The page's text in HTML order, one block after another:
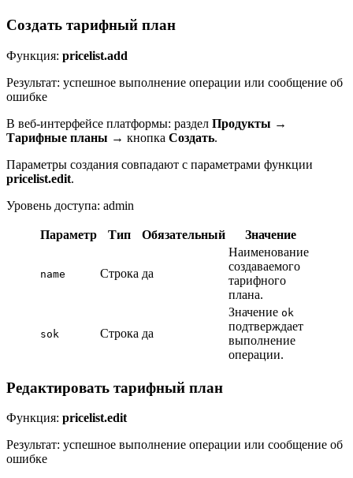
Создать тарифный план
Функция: pricelist.add
Результат: успешное выполнение операции или сообщение об
ошибке
В веб-интерфейсе платформы: раздел Продукты →
Тарифные планы → кнопка Создать.
Параметры создания совпадают с параметрами функции
pricelist.edit.
Уровень доступа: admin
Параметр Тип Обязательный Значение
name Строка да
Наименование
создаваемого
тарифного
плана.
sok Строка да
Значение ok
подтверждает
выполнение
операции.
Редактировать тарифный план
Функция: pricelist.edit
Результат: успешное выполнение операции или сообщение об
ошибке